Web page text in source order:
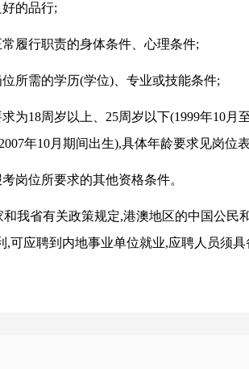
的品行;
履行职责的身体条件、心理条件;
所需的学历(学位)、专业或技能条件;
为18周岁以上、25周岁以下(1999年10月
年10月期间出生),具体年龄要求见岗位
岗位所要求的其他资格条件。
和我省有关政策规定,港澳地区的中国公民
,可应聘到内地事业单位就业,应聘人员须